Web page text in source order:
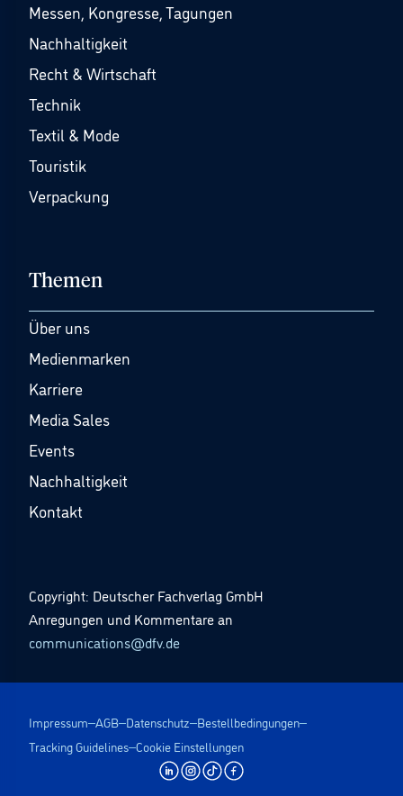
Messen, Kongresse, Tagungen
Nachhaltigkeit
Recht & Wirtschaft
Technik
Textil & Mode
Touristik
Verpackung
Themen
Über uns
Medienmarken
Karriere
Media Sales
Events
Nachhaltigkeit
Kontakt
Copyright: Deutscher Fachverlag GmbH
Anregungen und Kommentare an
communications@dfv.de
Impressum AGB Datenschutz Bestellbedingungen
Tracking Guidelines Cookie Einstellungen